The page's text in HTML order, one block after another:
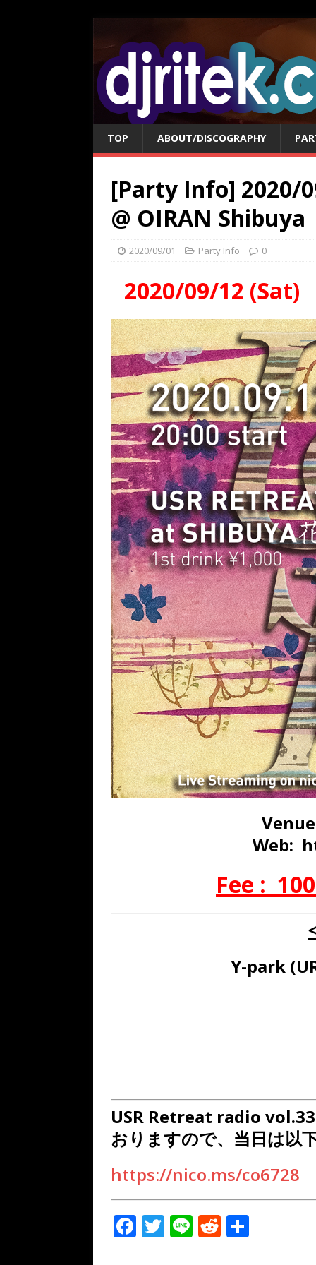
TOP ABOUT/DISCOGRAPHY
[Party Info] 2020/
@ OIRAN Shibuya
2020/09/01 Party Info 0
2020/09/12
Web:
Fee :
Y-park
USR Retreat radio
おりますので、当日は以
https://nico.ms/co6728
F T Li R